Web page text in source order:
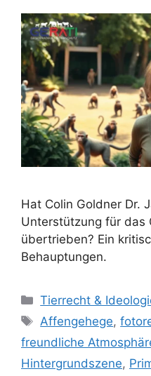
Hat Colin Goldner Dr.
Unterstützung für das
übertrieben? Ein
Behauptungen.
K
a
e
g
Tierrecht &
S
l
Affengehege,
freundliche
Hintergrundszene,